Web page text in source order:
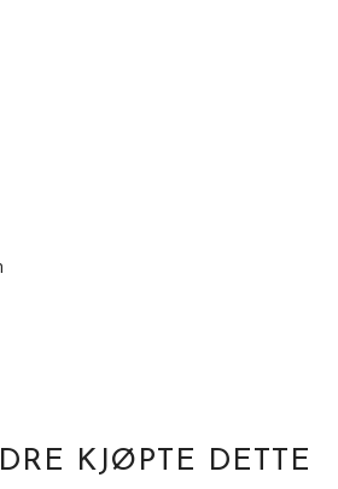
KJØPTE DETTE